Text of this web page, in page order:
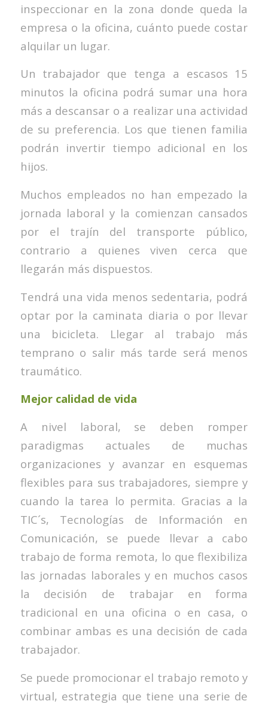
inspeccionar en la zona donde queda la
empresa o la oficina, cuánto puede costar
alquilar un lugar.
Un trabajador que tenga a escasos 15
minutos la oficina podrá sumar una hora
más a descansar o a realizar una actividad
de su preferencia. Los que tienen familia
podrán invertir tiempo adicional en los
hijos.
Muchos empleados no han empezado la
jornada laboral y la comienzan cansados
por el trajín del transporte público,
contrario a quienes viven cerca que
llegarán más dispuestos.
Tendrá una vida menos sedentaria, podrá
optar por la caminata diaria o por llevar
una bicicleta. Llegar al trabajo más
temprano o salir más tarde será menos
traumático.
Mejor calidad de vida
A nivel laboral, se deben romper
paradigmas actuales de muchas
organizaciones y avanzar en esquemas
flexibles para sus trabajadores, siempre y
cuando la tarea lo permita. Gracias a la
TIC´s, Tecnologías de Información en
Comunicación, se puede llevar a cabo
trabajo de forma remota, lo que flexibiliza
las jornadas laborales y en muchos casos
la decisión de trabajar en forma
tradicional en una oficina o en casa, o
combinar ambas es una decisión de cada
trabajador.
Se puede promocionar el trabajo remoto y
virtual, estrategia que tiene una serie de